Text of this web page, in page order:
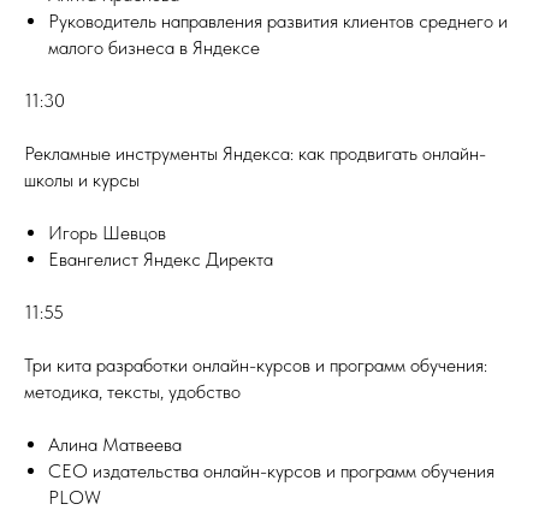
Руководитель направления развития клиентов среднего и
малого бизнеса в Яндексе
11:30
Рекламные инструменты Яндекса: как продвигать онлайн-
школы и курсы
Игорь Шевцов
Евангелист Яндекс Директа
11:55
Три кита разработки онлайн-курсов и программ обучения:
методика, тексты, удобство
Алина Матвеева
СЕО издательства онлайн-курсов и программ обучения
PLOW